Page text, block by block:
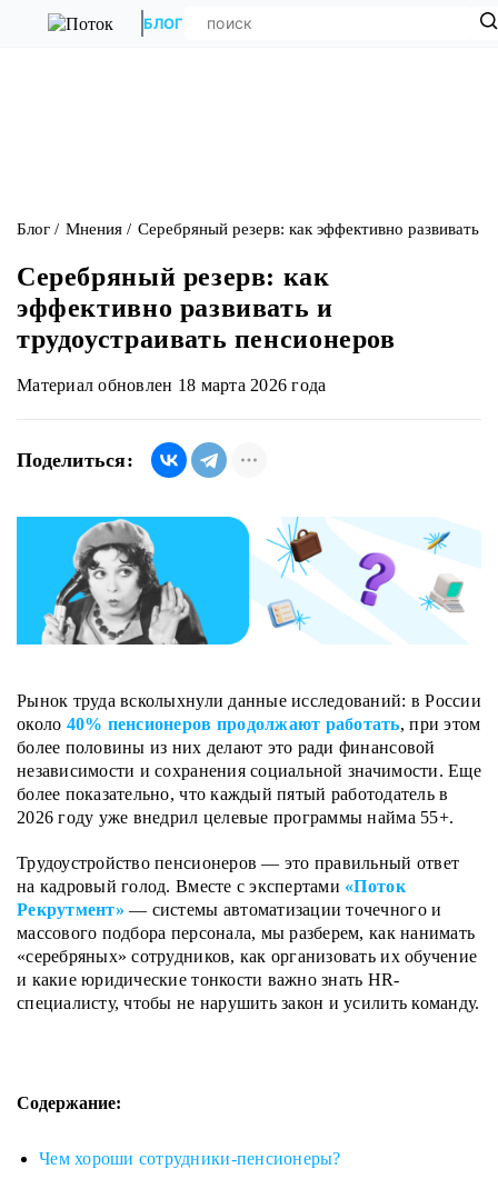
БЛОГ
Блог Мнения Серебряный резерв: как эффективно развивать
Серебряный резерв: как
эффективно развивать и
трудоустраивать пенсионеров
Материал обновлен 18 марта 2026 года
Поделиться:
Рынок труда всколыхнули данные исследований: в России
около 40% пенсионеров продолжают работать, при этом
более половины из них делают это ради финансовой
независимости и сохранения социальной значимости. Еще
более показательно, чтокаждый пятый работодательв
2026 году уже внедрил целевые программы найма 55+.
Трудоустройство пенсионеров — это правильный ответ
на кадровый голод. Вместе с экспертами «Поток
Рекрутмент» — системы автоматизации точечного и
массового подбора персонала, мы разберем, как нанимать
«серебряных» сотрудников, как организовать их обучение
и какие юридические тонкости важно знать HR-
специалисту, чтобы не нарушить закон и усилить команду.
Содержание:
Чем хороши сотрудники-пенсионеры?